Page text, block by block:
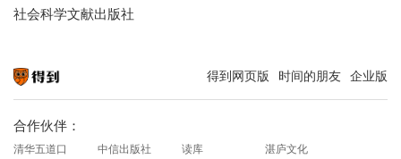
社会科学文献出版社
得到网页版 时间的朋友 企业版
合作伙伴：
清华五道口 中信出版社 读库
湛庐文化